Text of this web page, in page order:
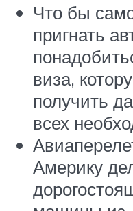
Что бы
пригнать
виза,
получить
всех
Америку